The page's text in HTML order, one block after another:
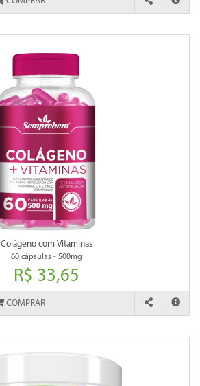
Colágeno com Vitaminas
60 cápsulas - 500mg
R$ 33,65
COMPRAR